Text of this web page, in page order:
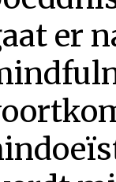
er